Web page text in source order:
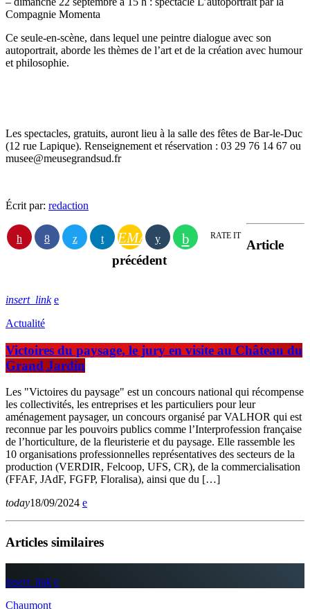
Compagnie Momenta
Ce seule-en-scène, dans lequel une peintre dialogue avec son
autoportrait, aborde les thèmes de l’art et de la création avec humour
et philosophie.
Les spectacles, gratuits, auront lieu à la salle des fêtes de Bar-le-Duc
(12 rue Lapique). Renseignement et réservation : 03 29 76 14 67 ou
musee@meusegrandsud.fr
Écrit par: redaction
EMAIL RATE IT
Article
précédent
insert_link
Actualité
Victoires du paysage, le jury en visite au Château du
Grand Jardin
Les "Victoires du paysage" est un concours national qui récompense
les collectivités, les entreprises et les particuliers pour leur
aménagement paysager, un concours organisé par VALHOR qui est
reconnue par les pouvoirs publics comme l’Interprofession française
de l’horticulture, de la fleuristerie et du paysage. Elle rassemble les
10 organisations professionnelles représentatives des secteurs de la
production (VERDIR, Felcoop, UFS, CR), de la commercialisation
(FFAF, JAdF, FGFP, Floralisa), ainsi que du […]
today18/09/2024
Articles similaires
insert_link
Chaumont